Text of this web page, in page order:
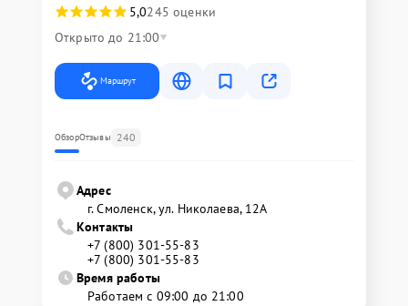
5,0245 оценки
Открыто до 21:00
Маршрут
ОбзорОтзывы 240
Адрес
г. Смоленск, ул. Николаева, 12А
Контакты
+7 (800) 301-55-83
+7 (800) 301-55-83
Время работы
Работаем с 09:00 до 21:00